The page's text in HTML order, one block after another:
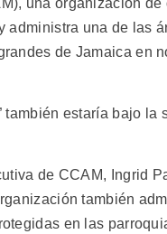
administra una de las
de Jamaica en
también estaría bajo la
de CCAM, Ingrid
también
en las